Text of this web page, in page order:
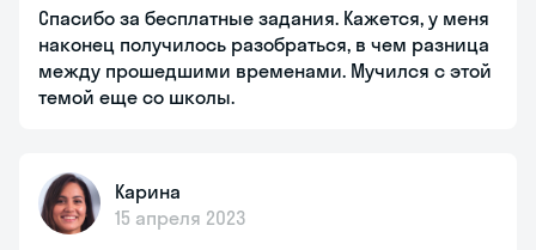
Спасибо за бесплатные задания. Кажется, у меня
наконец получилось разобраться, в чем разница
между прошедшими временами. Мучился с этой
темой еще со школы.
Карина
15 апреля 2023